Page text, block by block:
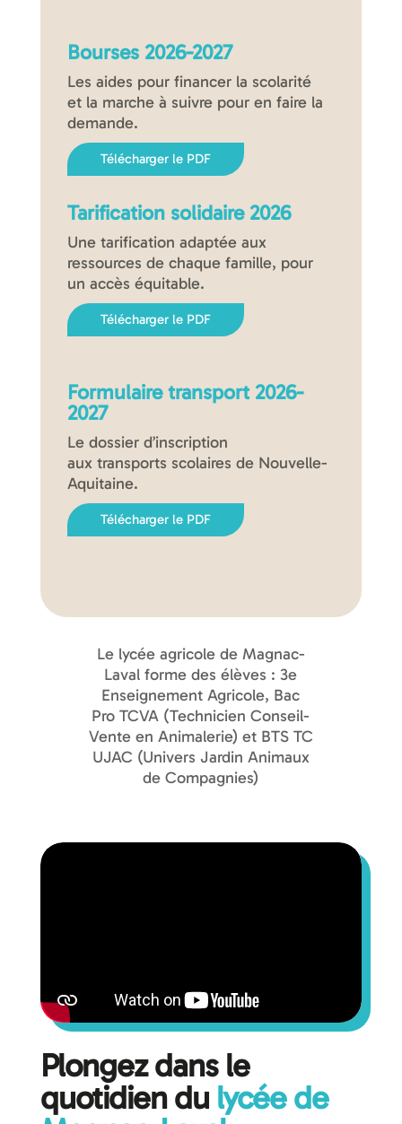
Bourses 2026-2027
Les aides pour financer la scolarité
et la marche à suivre pour en faire la
demande.
Télécharger le PDF
Tarification solidaire 2026
Une tarification adaptée aux
ressources de chaque famille, pour
un accès équitable.
Télécharger le PDF
Formulaire transport 2026-
2027
Le dossier d’inscription
aux transports scolaires de Nouvelle-
Aquitaine.
Télécharger le PDF
Le lycée agricole de Magnac-
Laval forme des élèves : 3e
Enseignement Agricole, Bac
Pro TCVA (Technicien Conseil-
Vente en Animalerie) et BTS TC
UJAC (Univers Jardin Animaux
de Compagnies)
Plongez dans le
quotidien du lycée de